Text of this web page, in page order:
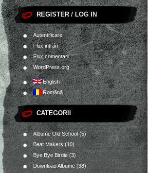
REGISTER / LOG IN
Autentificare
Flux intrări
Flux comentarii
WordPress.org
English
Română
CATEGORII
Albume Old School(5)
Beat Makers(10)
Bye Bye Birdie(3)
Download Albume (38)